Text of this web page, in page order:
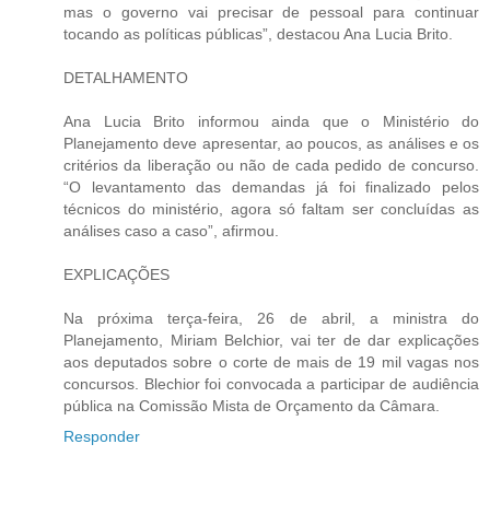
mas o governo vai precisar de pessoal para continuar
tocando as políticas públicas”, destacou Ana Lucia Brito.
DETALHAMENTO
Ana Lucia Brito informou ainda que o Ministério do
Planejamento deve apresentar, ao poucos, as análises e os
critérios da liberação ou não de cada pedido de concurso.
“O levantamento das demandas já foi finalizado pelos
técnicos do ministério, agora só faltam ser concluídas as
análises caso a caso”, afirmou.
EXPLICAÇÕES
Na próxima terça-feira, 26 de abril, a ministra do
Planejamento, Miriam Belchior, vai ter de dar explicações
aos deputados sobre o corte de mais de 19 mil vagas nos
concursos. Blechior foi convocada a participar de audiência
pública na Comissão Mista de Orçamento da Câmara.
Responder